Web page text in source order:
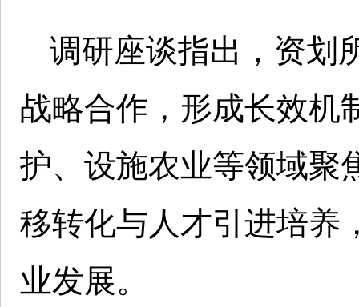
调研座谈指出，资划
战略合作，形成长效机
护、设施农业等领域聚
移转化与人才引进培养
业发展。